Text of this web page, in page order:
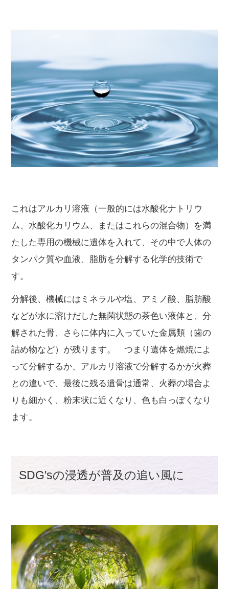
これはアルカリ溶液（一般的には水酸化ナトリウ
ム、水酸化カリウム、またはこれらの混合物）を満
たした専用の機械に遺体を入れて、その中で人体の
タンパク質や血液、脂肪を分解する化学的技術で
す。
分解後、機械にはミネラルや塩、アミノ酸、脂肪酸
などが水に溶けだした無菌状態の茶色い液体と、分
解された骨、さらに体内に入っていた金属類（歯の
詰め物など）が残ります。 つまり遺体を燃焼によ
って分解するか、アルカリ溶液で分解するかが火葬
との違いで、最後に残る遺骨は通常、火葬の場合よ
りも細かく、粉末状に近くなり、色も白っぽくなり
ます。
SDG'sの浸透が普及の追い風に